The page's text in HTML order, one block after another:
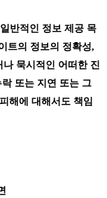
반적인 정보 제공 목
트의 정보의 정확성,
묵시적인 어떠한 진
또는 지연 또는 그
해에 대해서도 책임